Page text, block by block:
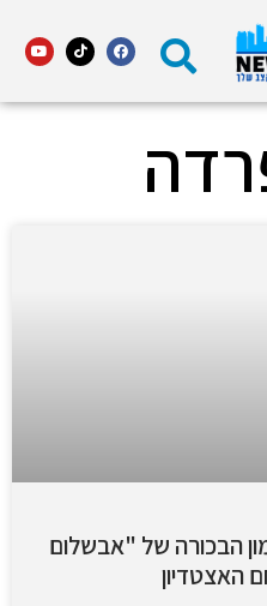
הבכורה של "אבשלום